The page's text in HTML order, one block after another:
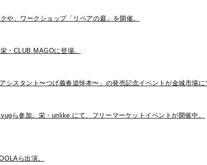
や、ワークショップ「リペアの庭」を開催。
・CLUB MAGOに登場。
スタント〜つげ義春追悼本〜」の発売記念イベントが金城市場に
ら参加。栄・unlike.にて、フリーマーケットイベントが開催中。
ら出演。